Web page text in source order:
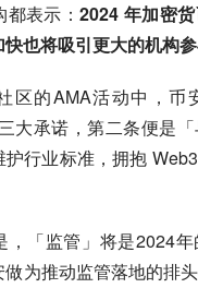
都表示：2024 年加密
也将吸引更大的机构参
区的AMA活动中，币
大承诺，第二条便是
护行业标准，拥抱
，「监管」将是2024
做为推动监管落地的排